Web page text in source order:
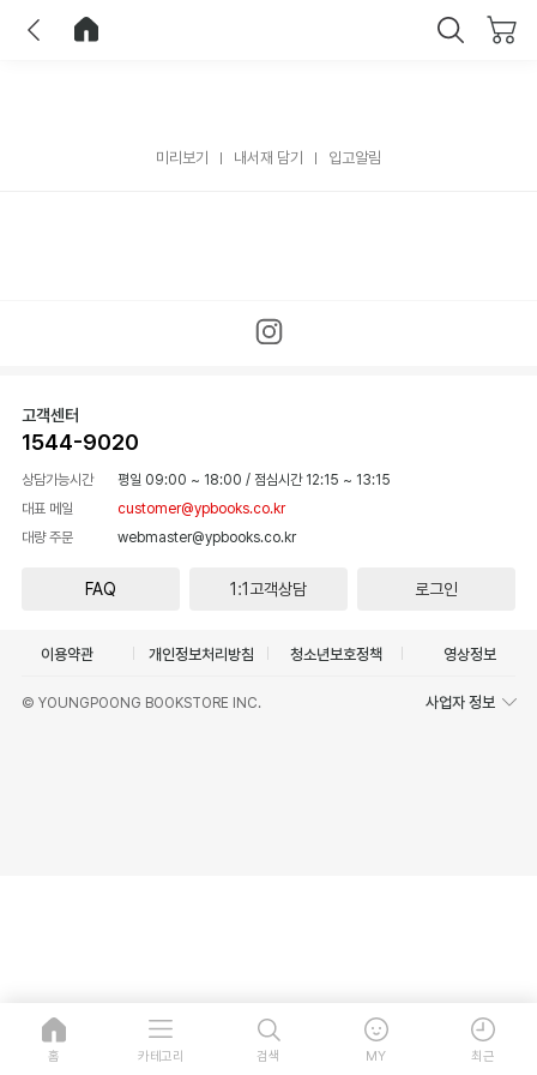
미리보기 내서재 담기 입고알림
고객센터
1544-9020
상담가능시간 평일 09:00 ~ 18:00 / 점심시간 12:15 ~ 13:15
대표 메일
customer@ypbooks.co.kr
대량 주문
webmaster@ypbooks.co.kr
FAQ 1:1고객상담 로그인
이용약관 개인정보처리방침 청소년보호정책 영상정보
© YOUNGPOONG BOOKSTORE INC. 사업자 정보
홈 카테고리 검색 MY 최근